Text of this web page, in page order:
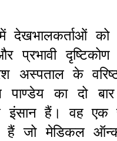
देखभालकर्ताओं
अस्पताल के
का दो
इंसान हैं। वह एक
हैं जो मेडिकल